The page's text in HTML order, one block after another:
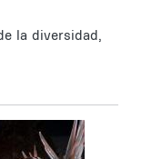
la diversidad,